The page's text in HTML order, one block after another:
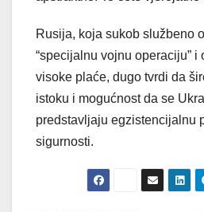
Rusija, koja sukob službeno
“specijalnu vojnu operaciju” i
visoke plaće, dugo tvrdi da
istoku i mogućnost da se
predstavljaju egzistencijalnu
sigurnosti.